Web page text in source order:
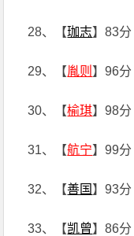
28、【珈志】83分
29、【胤则 】96分
30、【榆琪】98分
31、【航宁】99分
32、【善国 】93分
33、【凯曾】86分